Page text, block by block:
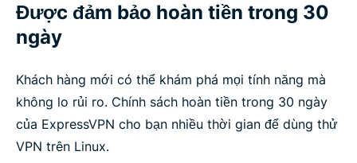
Được đảm bảo hoàn tiền trong 30
ngày
Khách hàng mới có thể khám phá mọi tính năng mà
không lo rủi ro. Chính sách hoàn tiền trong 30 ngày
của ExpressVPN cho bạn nhiều thời gian để dùng thử
VPN trên Linux.